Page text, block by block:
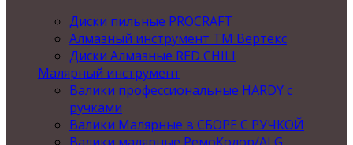
Диски пильные PROCRAFT
Алмазный инструмент ТМ Вертекс
Диски Алмазные RED CHILI
Малярный инструмент
Валики профессиональные HARDY с
ручками
Валики Малярные в СБОРЕ С РУЧКОЙ